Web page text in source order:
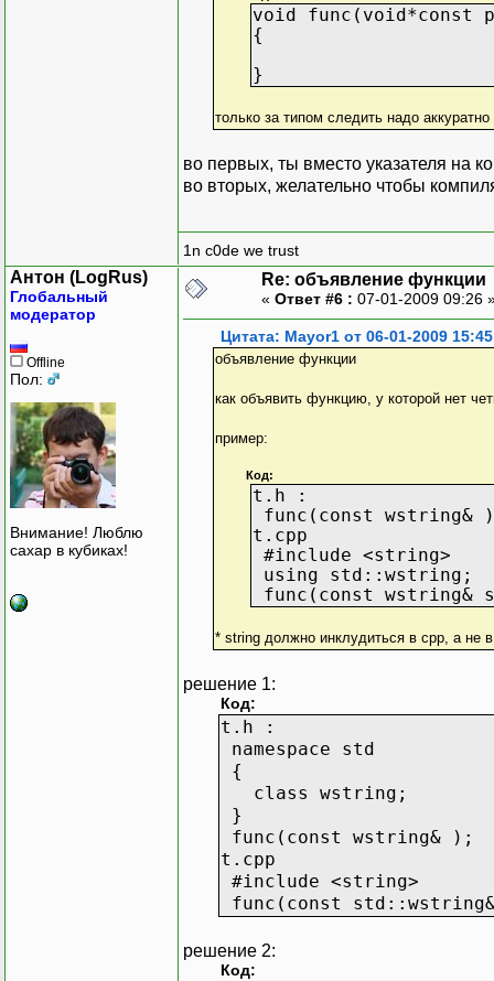
void func(void*const
{
}
только за типом следить надо
во первых, ты вместо указателя на
во вторых, желательно чтобы
1n c0de we trust
Антон (LogRus)
Глобальный
модератор
Offline
Пол:
Внимание! Люблю
сахар в кубиках!
Re: объявление функции
« Ответ #6 : 07-01-2009 09:26
Цитата: Mayor1 от 06-01-2009 15:45
объявление функции
как объявить функцию, у которой нет
пример:
Код:
t.h :
func(const wstring&
t.cpp
#include <string>
using std::wstring;
func(const
* string должно инклудиться в сpp, а не
решение 1:
Код:
t.h :
namespace std
{
class wstring;
}
func(const wstring& );
t.cpp
#include <string>
func(const
решение 2:
Код: